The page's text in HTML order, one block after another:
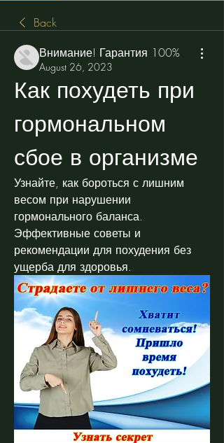
Back
Внимание! Гарантия 100%
August 26, 2023
Как похудеть при
гормональном
сбое в организме
Узнайте, как бороться с лишним
весом при нарушении
гормонального баланса.
Эффективные советы и
рекомендации для похудения без
ущерба для здоровья.